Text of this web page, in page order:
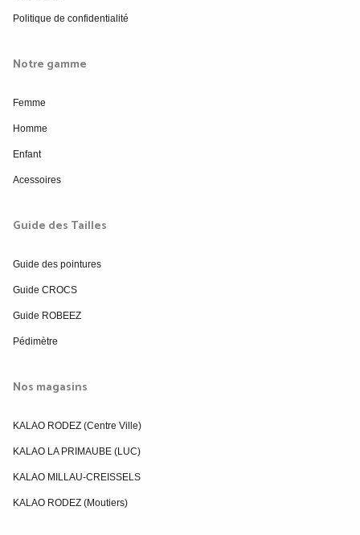
Politique de confidentialité
Notre gamme
Femme
Homme
Enfant
Acessoires
Guide des Tailles
Guide des pointures
Guide CROCS
Guide ROBEEZ
Pédimètre
Nos magasins
KALAO RODEZ (Centre Ville)
KALAO LA PRIMAUBE (LUC)
KALAO MILLAU-CREISSELS
KALAO RODEZ (Moutiers)